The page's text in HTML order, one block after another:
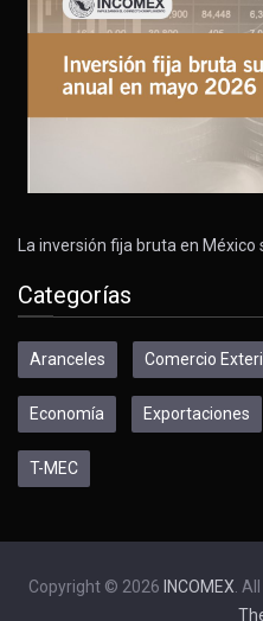
La inversión fija bruta en México
Categorías
Aranceles Comercio
Economía Exportaciones
T-MEC
Copyright © 2026 INCOMEX .